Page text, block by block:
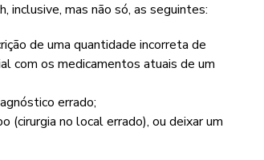
inclusive, mas não só, as seguintes:
de uma quantidade incorreta de
com os medicamentos atuais de um
errado;
(cirurgia no local errado), ou deixar um